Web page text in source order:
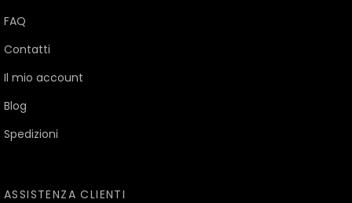
FAQ
Contatti
Il mio account
Blog
Spedizioni
ASSISTENZA CLIENTI